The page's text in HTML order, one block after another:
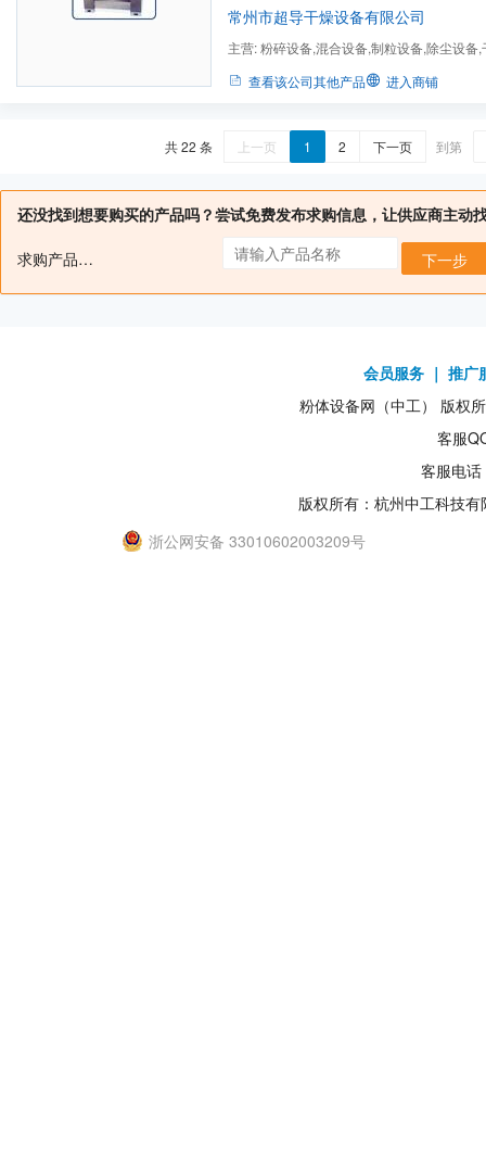
外型尺寸重量CH-
15015...
常州市超导干燥设备有限公司
主营:粉碎设备,混合设备,制粒设备,除尘设备
查看该公司其他产品 进入商铺
共 22 条 上一页 1 2 下一页 到第
还没找到想要购买的产品吗？尝试免费发布求购信息，让供应商主动
求购产品名： 下一步
会员服务 ｜ 推广
粉体设备网（中工） 版权
客服
客服电
版权所有：杭州中工科技
浙公网安备 33010602003209号